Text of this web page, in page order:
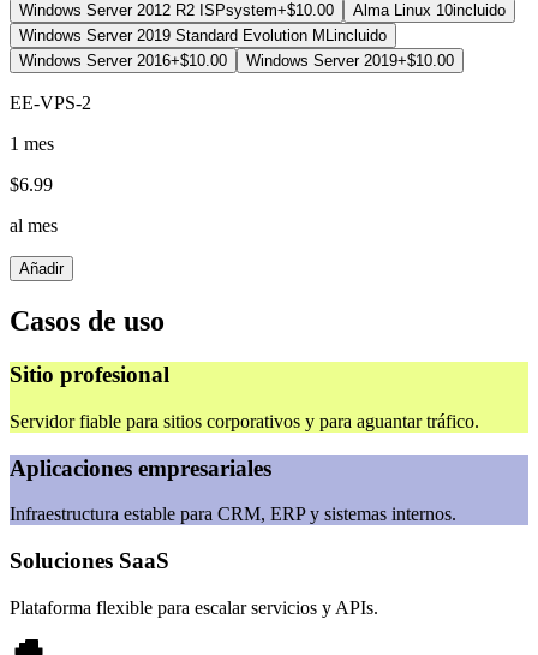
Windows Server 2012 R2 ISPsystem+$10.00 Alma Linux 10incluido
Windows Server 2019 Standard Evolution MLincluido
Windows Server 2016+$10.00 Windows Server 2019+$10.00
EE-VPS-2
1 mes
$6.99
al mes
Añadir
Casos de uso
Sitio profesional
Servidor fiable para sitios corporativos y para aguantar tráfico.
Aplicaciones empresariales
Infraestructura estable para CRM, ERP y sistemas internos.
Soluciones SaaS
Plataforma flexible para escalar servicios y APIs.